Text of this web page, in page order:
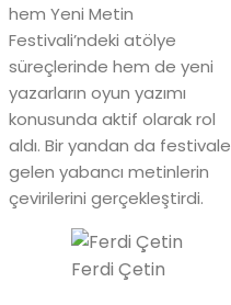
hem Yeni Metin
Festivali’ndeki atölye
süreçlerinde hem de yeni
yazarların oyun yazımı
konusunda aktif olarak rol
aldı. Bir yandan da festivale
gelen yabancı metinlerin
çevirilerini gerçekleştirdi.
Ferdi Çetin